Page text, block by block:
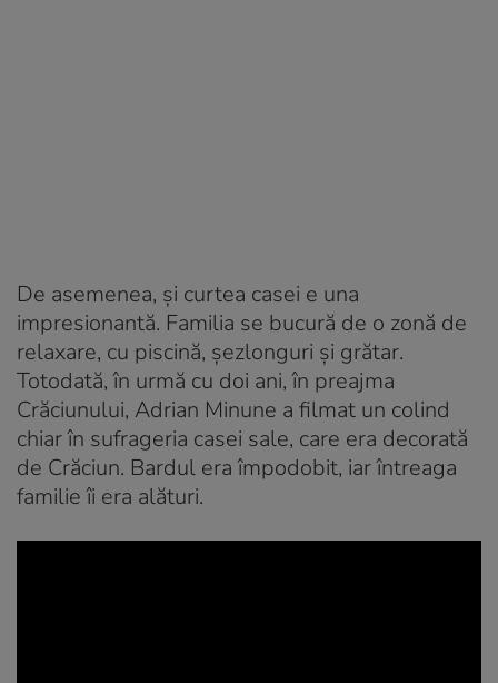
De asemenea, și curtea casei e una
impresionantă. Familia se bucură de o zonă de
relaxare, cu piscină, șezlonguri și grătar.
Totodată, în urmă cu doi ani, în preajma
Crăciunului, Adrian Minune a filmat un colind
chiar în sufrageria casei sale, care era decorată
de Crăciun. Bardul era împodobit, iar întreaga
familie îi era alături.